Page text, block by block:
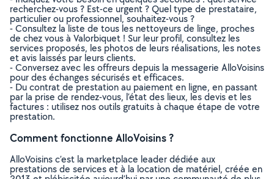
recherchez-vous ? Est-ce urgent ? Quel type de prestataire,
particulier ou professionnel, souhaitez-vous ?
- Consultez la liste de tous les nettoyeurs de linge, proches
de chez vous à Valorbiquet ! Sur leur profil, consultez les
services proposés, les photos de leurs réalisations, les notes
et avis laissés par leurs clients.
- Conversez avec les offreurs depuis la messagerie AlloVoisins
pour des échanges sécurisés et efficaces.
- Du contrat de prestation au paiement en ligne, en passant
par la prise de rendez-vous, l’état des lieux, les devis et les
factures : utilisez nos outils gratuits à chaque étape de votre
prestation.
Comment fonctionne AlloVoisins ?
AlloVoisins c’est la marketplace leader dédiée aux
prestations de services et à la location de matériel, créée en